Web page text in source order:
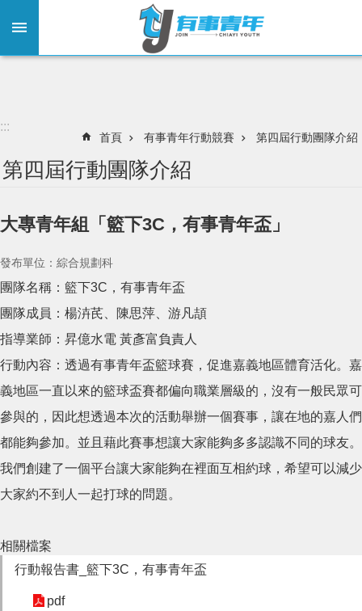
:::
首頁 有事青年行動競賽 第四屆行動團隊介紹
第四屆行動團隊介紹
大專青年組「籃下3C，有事青年盃」
發布單位：綜合規劃科
團隊名稱：籃下3C，有事青年盃
團隊成員：楊泋芪、陳思萍、游凡頡
指導業師：昇億水電 黃彥富負責人
行動內容：透過有事青年盃籃球賽，促進嘉義地區體育活化。嘉
義地區一直以來的籃球盃賽都偏向職業層級的，沒有一般民眾可
參與的，因此想透過本次的活動舉辦一個賽事，讓在地的嘉人們
都能夠參加。並且藉此賽事想讓大家能夠多多認識不同的球友。
我們創建了一個平台讓大家能夠在裡面互相約球，希望可以減少
大家約不到人一起打球的問題。
相關檔案
行動報告書_籃下3C，有事青年盃
pdf